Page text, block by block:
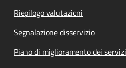
Riepilogo valutazioni
Segnalazione disservizio
Piano di miglioramento dei servizi